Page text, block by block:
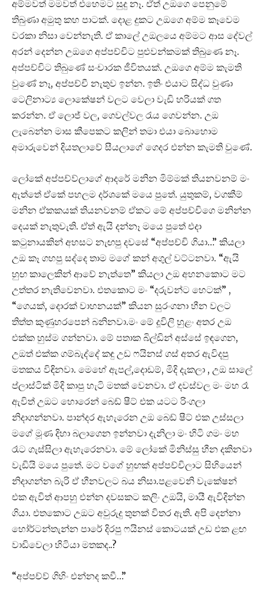
අම්මවත් මමවත් එහෙමට සුදු නෑ. ඒත් උඔගෙ පෙනුමේ
තිබුණා අමුතු කහ පාටක්. දොළ දුකට උඔගෙ අම්ම කෑවෙම
වරකා නිසා වෙන්නැති. ඒ කාලේ උඔලයෙ අම්මට ආස දේවල්
අරන් දෙන්න උඔගෙ අප්පච්චිට පුළුවන්කමක් තිබුණෙ නෑ.
අප්පච්චිට තිබුණේ සංචාරක ජීවිතයක්. උඔගෙ අම්ම කැමති
වුණේ නෑ, අප්පච්චී නැතුව ඉන්න. ඉතිං එයාට සිද්ධ වුණා
ටෙලිනාට්‍ය ලොකේෂන් වලට වෙලා වැඩි හරියක් ගත
කරන්න. ඒ ලොජ් වල, ගෙවල්වල රැය ගෙවන්න. උඔ
ලැබෙන්න මාස කීපෙකට කලින් තමා එයා බොහොම
අමාරුවෙන් දියතලාවේ සීයලාගේ ගෙදර එන්න කැමති වුණේ.
ලෝකේ අප්පච්ව්ලාගේ ආදරේ මනින මිම්මක් තියනවනම් මං
ඇත්තේ ඒකේ පහලම දර්ශකේ මයෙ පුතේ. යුතුකම්, වගකීම්
මනින ඒකකයක් තියනවනම් ඒකට මේ අප්පච්චිගෙ මනින්න
දෙයක් නැතුවැති. ඒත් ඇයි දන්නෑ මයෙ පුතේ එදා
කටුනායකින් අහසට නැඟපු දවසේ “අප්පච්චි ගියා…” කියලා
උඔ කෑ ගහපු සද්දෙ තාම මගේ කන් අගුල් වට්ටනවා. “ඇයි
හුඟ කාලෙකින් ආවේ නැත්තෙ” කියලා උඔ අහනකොට මට
උත්තර නැතිවෙනවා. එතකොට මං “දරුවන්ට හෙටක්” ,
“ගෙයක්, දොරක් වාහනයක්” කියන සුරංගනා හීන වලට
තිත්ත කුණුහරපෙන් බනිනවා.මං මේ දූවිලි හුළං අතර උඔ
එක්ක හුස්ම ගන්නවා. මේ පතාක බිල්ඩින් අස්සේ ඉඳගෙන,
උඔත් එක්ක ගම්බැද්දේ කඳු උඩ ෆයිනස් ගස් අතර ඇවිදපු
මතකය විඳිනවා. මෙහේ ඇපල්,දොඩම්, මිදි දැකලා , උඔ සාලේ
ප්ලාස්ටික් මිදි කාපු හැටි මතක් වෙනවා. ඒ දවස්වල මං මහ රෑ
ඇවිත් උඔට හොරෙන් බෙඩ් ෂීට් එක යටට රිංගලා
නිදාගන්නවා. පාන්දර ඇහැරෙන උඔ බෙඩ් ෂීට් එක උස්සලා
මගේ මූණ දිහා බලාගෙන ඉන්නවා දැනිලා මං හිටි ගමං මහ
රෑට ගැස්සිලා ඇහැරෙනවා. මේ ලෝකේ මිනිස්සු හීන දකිනවා
වැඩියි මයෙ පුතේ. මට වගේ හුඟක් අප්පච්චිලාට සිහියෙන්
නිදාගන්න බැරි ඒ හීනවලට බය නිසා.පළවෙනි වැකේෂන්
එක ඇවිත් ආපහු එන්න දවසකට කලිං උඔයි, මායී ඇවිදින්න
ගියා. එතකොට උඔට අවුරුදු තුනක් විතර ඇති. අපි දෙන්නා
හෝර්ටන්තැන්න පාරේ දිරපු ෆයිනස් කොටයක් උඩ එක ළඟ
වාඩිවෙලා හිටියා මතකද..?
“අප්පච්ව් ගිහිං එන්නද කවී…”